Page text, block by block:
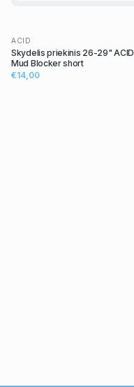
ACID
Skydelis priekinis 26-29" ACID
Mud Blocker short
€14,00